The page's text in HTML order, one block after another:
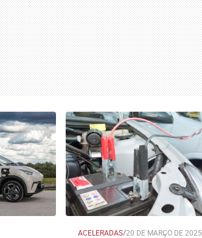
ACELERADAS/20 DE MARÇO DE 2025